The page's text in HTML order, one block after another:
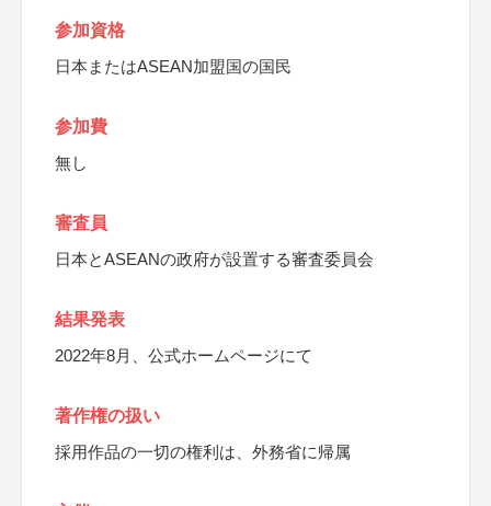
参加資格
日本またはASEAN加盟国の国民
参加費
無し
審査員
日本とASEANの政府が設置する審査委員会
結果発表
2022年8月、公式ホームページにて
著作権の扱い
採用作品の一切の権利は、外務省に帰属